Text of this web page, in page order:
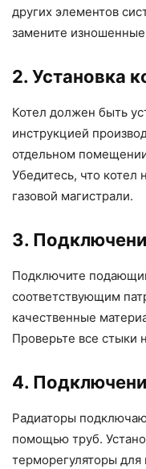
других элементов
замените
2. Установка
Котел должен быть
инструкцией
отдельном
Убедитесь, что
газовой магистрали.
3.
Подключите
соответствующим
качественные
Проверьте все стыки
4.
Радиаторы
помощью труб.
терморегуляторы